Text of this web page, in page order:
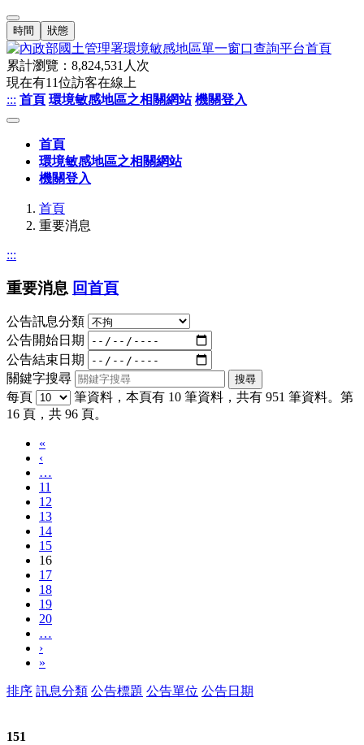
時間 狀態
累計瀏覽： 8,824,531 人次
現在有11位訪客在線上
::: 首頁 環境敏感地區之相關網站 機關登入
首頁
環境敏感地區之相關網站
機關登入
首頁
重要消息
:::
重要消息 回首頁
公告訊息分類
公告開始日期
公告結束日期
關鍵字搜尋
每頁
筆資料，本頁有 10 筆資料，共有 951 筆資料。第
16 頁，共 96 頁。
«
‹
…
11
12
13
14
15
16
17
18
19
20
…
›
»
排序 訊息分類 公告標題 公告單位 公告日期
151